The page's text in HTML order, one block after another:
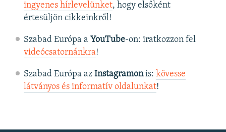
ingyenes hírlevelünket, hogy elsőként
értesüljön cikkeinkről!
Szabad Európa a YouTube-on: iratkozzon fel
videócsatornánkra!
Szabad Európa az Instagramonis: kövesse
látványos és informatív oldalunkat! ​